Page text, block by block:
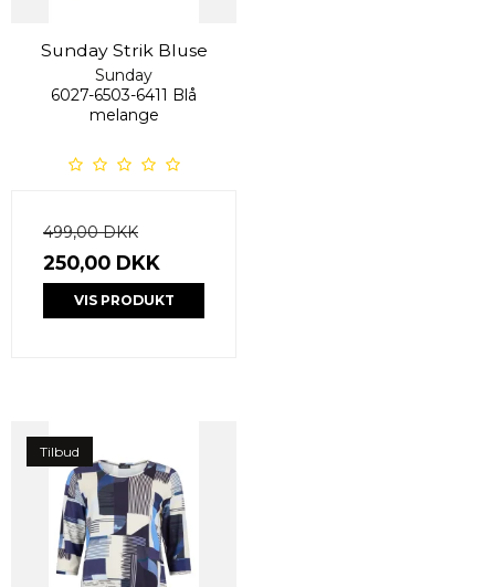
Sunday Strik Bluse
Sunday
6027-6503-6411 Blå
melange
499,00 DKK
250,00 DKK
VIS PRODUKT
Tilbud